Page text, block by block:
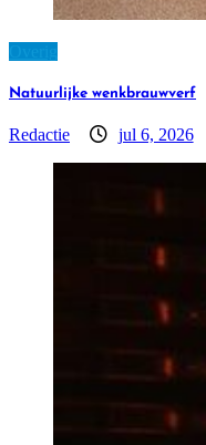
Natuurlijke wenkbrauwverf
Redactie jul 6, 2026